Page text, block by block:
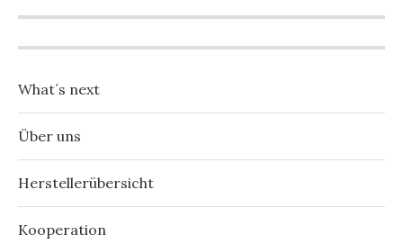
What´s next
Über uns
Herstellerübersicht
Kooperation